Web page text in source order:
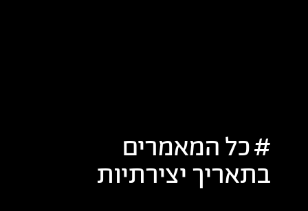
כל המאמרים
בתאריךיצירתיות